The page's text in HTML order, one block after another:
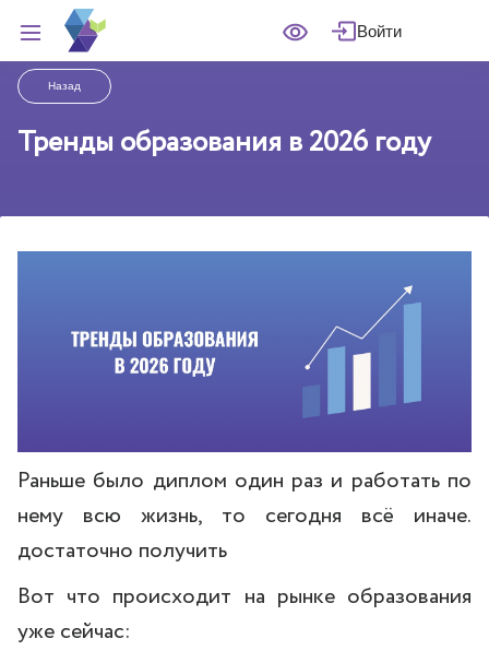
Войти
Назад
Тренды образования в 2026 году
Раньше было диплом один раз и работать по
нему всю жизнь, то сегодня всё иначе.
достаточно получить
Вот что происходит на рынке образования
уже сейчас: